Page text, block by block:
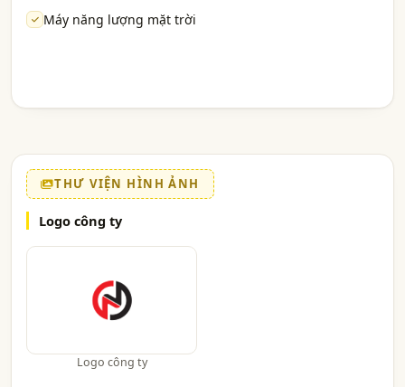
Máy năng lượng mặt trời
THƯ VIỆN HÌNH ẢNH
Logo công ty
Logo công ty